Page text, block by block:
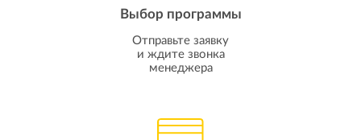
Выбор программы
Отправьте заявку
и ждите звонка
менеджера